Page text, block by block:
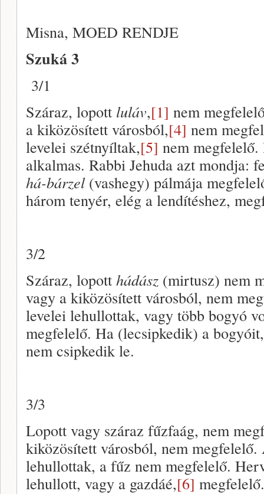
Misna, MOED RENDJE
Szuká 3
3/1
Száraz, lopott luláv,[1] nem
a kiközösített városból,[4] nem
levelei szétnyíltak,[5] nem
alkalmas. Rabbi Jehuda azt mondja:
há-bárzel(vashegy) pálmája
három tenyér, elég a lendítéshez,
3/2
Száraz, lopott hádász (mirtusz) nem
vagy a kiközösített városból, nem
levelei lehullottak, vagy több bogyó
megfelelő. Ha (lecsipkedik) a
nem csipkedik le.
3/3
Lopott vagy száraz fűzfaág, nem
kiközösített városból, nem
lehullottak, a fűz nem megfelelő.
lehullott, vagy a gazdáé,[6] megfelelő.